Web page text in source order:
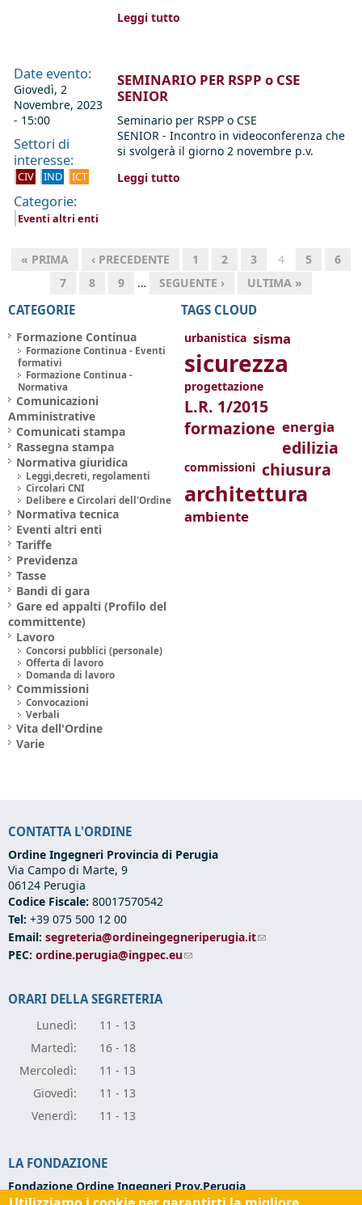
Leggi tutto
Date evento:
Giovedì, 2
Novembre, 2023
- 15:00
Settori di
interesse:
CIV IND ICT
Categorie:
Eventi altri enti
SEMINARIO PER RSPP o CSE
SENIOR
Seminario per RSPP o CSE
SENIOR -Incontro in videoconferenza che
si svolgerà il giorno 2 novembre p.v.
Leggi tutto
« PRIMA ‹ PRECEDENTE 1 2 3 4 5
6
7
8 9 … SEGUENTE › ULTIMA »
CATEGORIE
Formazione Continua
Formazione Continua - Eventi
formativi
Formazione Continua -
Normativa
Comunicazioni
Amministrative
Comunicati stampa
Rassegna stampa
Normativa giuridica
Leggi,decreti, regolamenti
Circolari CNI
Delibere e Circolari dell'Ordine
Normativa tecnica
Eventi altri enti
Tariffe
Previdenza
Tasse
Bandi di gara
Gare ed appalti (Profilo del
committente)
Lavoro
Concorsi pubblici (personale)
Offerta di lavoro
Domanda di lavoro
Commissioni
Convocazioni
Verbali
Vita dell'Ordine
Varie
TAGS CLOUD
urbanistica sisma
sicurezza
progettazione
L.R. 1/2015
formazione energia
edilizia
commissioni chiusura
architettura
ambiente
CONTATTA L'ORDINE
Ordine Ingegneri Provincia di Perugia
Via Campo di Marte, 9
06124 Perugia
Codice Fiscale: 80017570542
Tel: +39 075 500 12 00
Email: segreteria@ordineingegneriperugia.it(link sends e-mail)
PEC: ordine.perugia@ingpec.eu(link sends e-mail)
ORARI DELLA SEGRETERIA
Lunedì:
11 - 13
Martedì:
16 - 18
Mercoledì:
11 - 13
Giovedì:
11 - 13
Venerdì: 11 - 13
LA FONDAZIONE
Fondazione Ordine Ingegneri Prov.Perugia
Via Campo di Marte, 9 - 06124 Perugia